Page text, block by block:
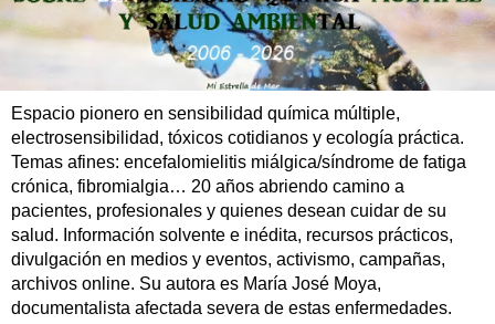
Espacio pionero en sensibilidad química múltiple,
electrosensibilidad, tóxicos cotidianos y ecología práctica.
Temas afines: encefalomielitis miálgica/síndrome de fatiga
crónica, fibromialgia… 20 años abriendo camino a
pacientes, profesionales y quienes desean cuidar de su
salud. Información solvente e inédita, recursos prácticos,
divulgación en medios y eventos, activismo, campañas,
archivos online. Su autora es María José Moya,
documentalista afectada severa de estas enfermedades.